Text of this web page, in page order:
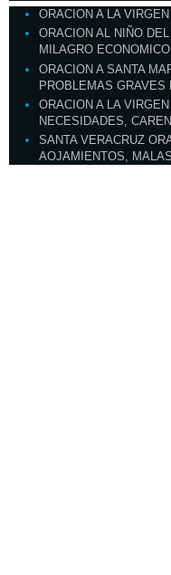
ORACION A LA
ORACION AL NIÑO
MILAGRO ECONOMICO
ORACION A SANTA
PROBLEMAS GRAVES
ORACION A LA
NECESIDADES,
SANTA VERACRUZ
AOJAMIENTOS,